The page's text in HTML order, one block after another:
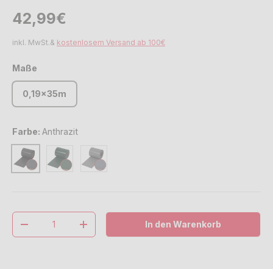
Normaler Preis
42,99€
inkl. MwSt.& kostenlosem Versand ab 100€
Maße
0,19x35m
Farbe: Anthrazit
AnthrazitGrün Steingrau
Anzahl
Menge verringernMenge erhöhenIn den Warenkorb